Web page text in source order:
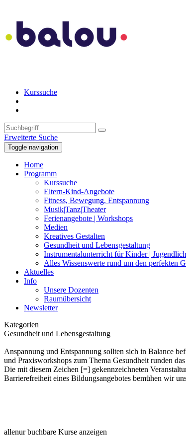
Kurssuche
Erweiterte Suche
Toggle navigation
Home
Programm
Kurssuche
Eltern-Kind-Angebote
Fitness, Bewegung, Entspannung
Musik|Tanz|Theater
Ferienangebote | Workshops
Medien
Kreatives Gestalten
Gesundheit und Lebensgestaltung
Instrumentalunterricht für Kinder |
Alles Wissenswerte rund um den perfekten
Aktuelles
Info
Unsere Dozenten
Raumübersicht
Newsletter
Kategorien
Gesundheit und Lebensgestaltung
Anspannung und Entspannung sollten sich in Balance
und Praxisworkshops zum Thema Gesundheit runden
Die mit diesem Zeichen [=] gekennzeichneten
Barrierefreiheit eines Bildungsangebotes bemühen wir
allenur buchbare Kurse anzeigen